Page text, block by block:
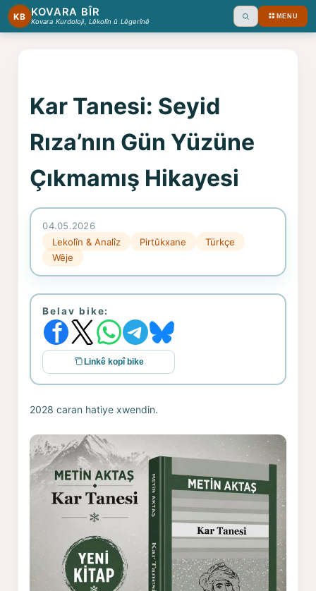
KB KOVARA BÎR
Kovara Kurdoloji, Lêkolîn û Lêgerînê Ara MENU
Kar Tanesi: Seyid
Rıza’nın Gün Yüzüne
Çıkmamış Hikayesi
04.05.2026
Lekolîn & Analîz
Pirtûkxane
Türkçe
Wêje
Belav bike:
Linkê kopî bike
2028 caran hatiye xwendin.